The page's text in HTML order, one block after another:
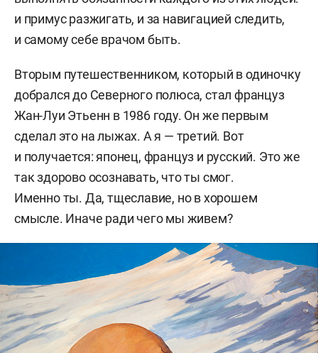
и примус разжигать, и за навигацией следить,
и самому себе врачом быть.
Вторым путешественником, который в одиночку
добрался до Северного полюса, стал француз
Жан-Луи Этьенн в 1986 году. Он же первым
сделал это на лыжах. А я — третий. Вот
и получается: японец, француз и русский. Это же
так здорово осознавать, что ты смог.
Именно ты. Да, тщеславие, но в хорошем
смысле. Иначе ради чего мы живем?